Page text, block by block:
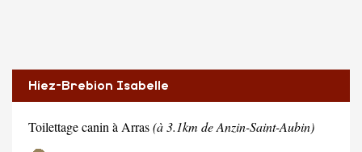
Hiez-Brebion Isabelle
Toilettage canin à Arras(à 3.1km de Anzin-Saint-Aubin)